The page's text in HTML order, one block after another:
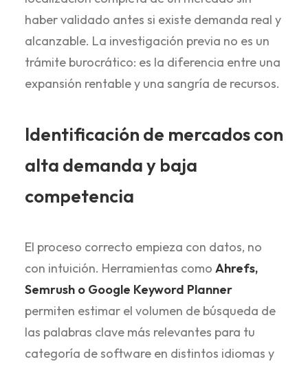
haber validado antes si existe demanda real y
alcanzable. La investigación previa no es un
trámite burocrático: es la diferencia entre una
expansión rentable y una sangría de recursos.
Identificación de mercados con
alta demanda y baja
competencia
El proceso correcto empieza con datos, no
con intuición. Herramientas como Ahrefs,
Semrush o Google Keyword Planner
permiten estimar el volumen de búsqueda de
las palabras clave más relevantes para tu
categoría de software en distintos idiomas y